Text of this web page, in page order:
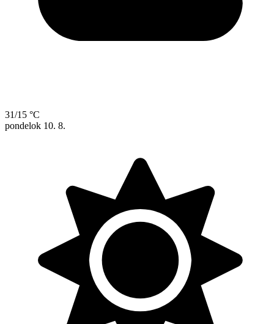
31/15 °C
pondelok 10. 8.